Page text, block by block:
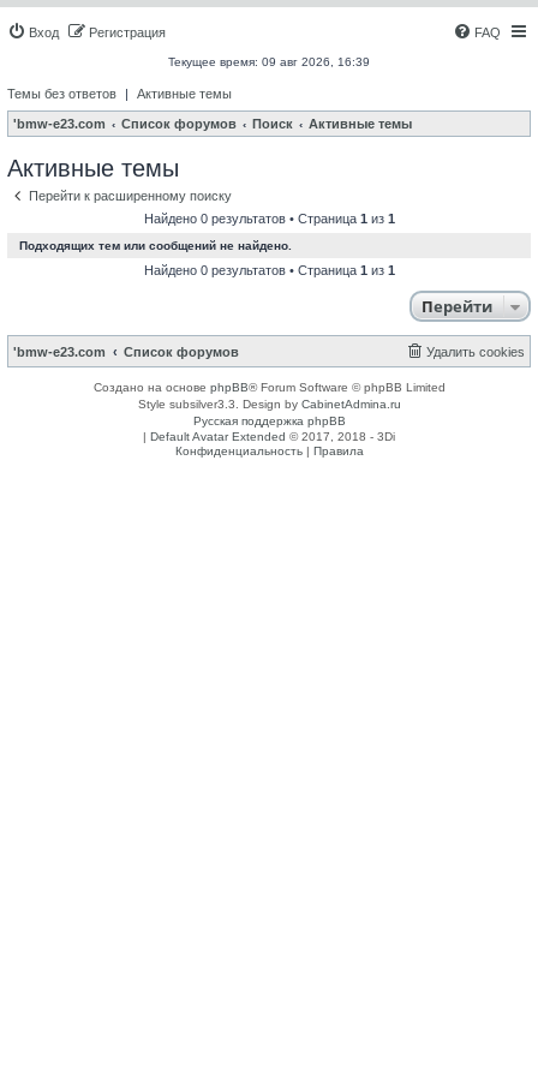
Вход Регистрация FAQ
Текущее время: 09 авг 2026, 16:39
Темы без ответов | Активные темы
'bmw-e23.com Список форумов Поиск Активные темы
Активные темы
Перейти к расширенному поиску
Найдено 0 результатов • Страница 1 из 1
Подходящих тем или сообщений не найдено.
Найдено 0 результатов • Страница 1 из 1
Перейти
'bmw-e23.com Список форумов Удалить cookies
Создано на основе phpBB® Forum Software © phpBB Limited
Style subsilver3.3. Design by CabinetAdmina.ru
Русская поддержка phpBB
| Default Avatar Extended © 2017, 2018 - 3Di
Конфиденциальность| Правила